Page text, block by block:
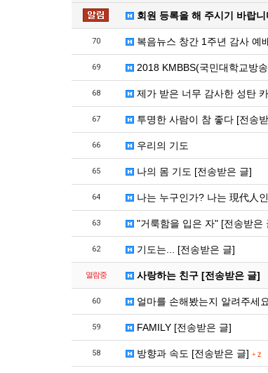
회원 등록을 해 주시기 바랍
70 복음뉴스 창간 1주년 감사 예
69 2018 KMBBS(국민대학교방
68 제가 받은 너무 감사한 성탄
67 투명한 사람이 참 좋다 [전송
66 우리의 기도
65 나의 몸 기도 [전송받은 글]
64 나는 누구인가? 나는 現代人
63 "거룩함을 입은 자" [전송받은
62 기도는... [전송받은 글]
열람중 사랑하는 친구 [전송받은 글]
60 얼마를 손해봤는지 알려주세
59 FAMILY [전송받은 글]
58 방향과 속도 [전송받은 글] + 2